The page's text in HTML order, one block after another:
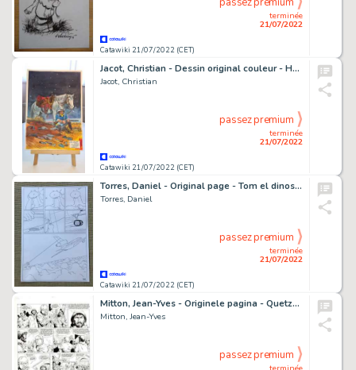
Catawiki 21/07/2022 (CET)
terminée
21/07/2022
Jacot, Christian - Dessin original couleur - Hommage Ã Giraud - (2021)
Jacot, Christian
Catawiki 21/07/2022 (CET)
terminée
21/07/2022
passez premium
Torres, Daniel - Original page - Tom el dinosaurio - Tom y la muela - (2003)
Torres, Daniel
Catawiki 21/07/2022 (CET)
terminée
21/07/2022
passez premium
Mitton, Jean-Yves - Originele pagina - Quetzalcoatl 4 - De god van de Caraïben - (2003)
Mitton, Jean-Yves
passez premium